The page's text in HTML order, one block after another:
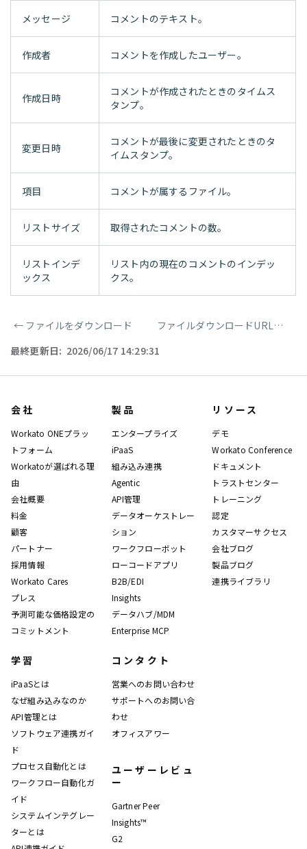
メッセージ コメントのテキスト。
作成者 コメントを作成したユーザー。
作成日時
コメントが作成されたときのタイムス
タンプ。
変更日時
コメントが最後に変更されたときのタ
イムスタンプ。
項目 コメントが属するファイル。
リストサイズ 取得されたコメントの数。
リストインデ
ックス
リスト内の現在のコメントのインデッ
クス。
ページャー
← ファイルをダウンロード ファイルダウンロードURLを取得
最終更新日: 2026/06/17 14:29:31
会社
Workato ONEプラッ
トフォーム
Workatoが選ばれる理
由
会社概要
料金
顧客
パートナー
採用情報
Workato Cares
プレス
予測可能な価格設定の
コミットメント
製品
エンタープライズ
iPaaS
組み込み連携
Agentic
API管理
データオーケストレー
ション
ワークフローボット
ローコードアプリ
B2B/EDI
Insights
データハブ/MDM
Enterprise MCP
リソース
デモ
Workato Conference
ドキュメント
トラストセンター
トレーニング
認定
カスタマーサクセス
会社ブログ
製品ブログ
連携ライブラリ
学習
iPaaSとは
なぜ組み込みなのか
API管理とは
ソフトウェア連携ガイ
ド
プロセス自動化とは
ワークフロー自動化ガ
イド
システムインテグレー
ターとは
コンタクト
営業へのお問い合わせ
サポートへのお問い合
わせ
オフィスアワー
ユーザーレビュ
ー
Gartner Peer
Insights™
G2